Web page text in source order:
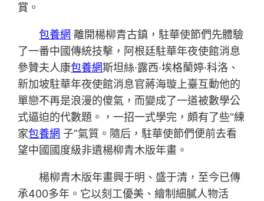
賞。
包養網 離開楊柳青古鎮，駐華使節們先體驗
了一番中國傳統技擊，阿根廷駐華年夜使館消息
參贊夫人康包養網斯坦絲·露西·埃格蘭婷·科洛、
新加坡駐華年夜使館消息官蔣海璇上臺互動他的
單戀不再是浪漫的傻氣，而變成了一道被數學公
式逼迫的代數題。，一招一式學完，頗有了些“練
家包養網 子”氣質。隨后，駐華使節們便前去看
望中國國度級非遺楊柳青木版年畫。
楊柳青木版年畫興于明、盛于清，至今已傳
承400多年。它以刻工優美、繪制細膩人物活